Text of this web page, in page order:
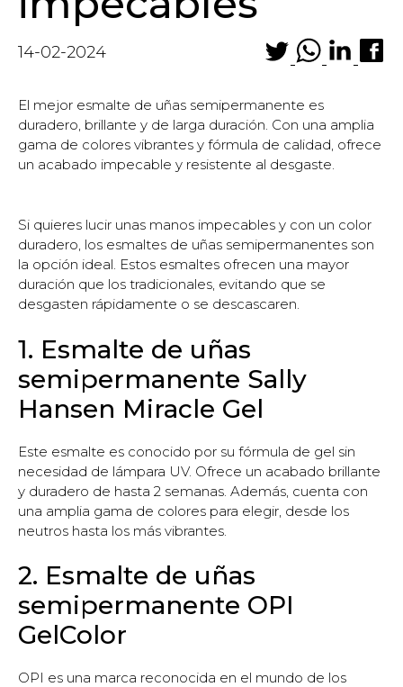
14-02-2024
El mejor esmalte de uñas semipermanente es
duradero, brillante y de larga duración. Con una amplia
gama de colores vibrantes y fórmula de calidad, ofrece
un acabado impecable y resistente al desgaste.
Si quieres lucir unas manos impecables y con un color
duradero, los esmaltes de uñas semipermanentes son
la opción ideal. Estos esmaltes ofrecen una mayor
duración que los tradicionales, evitando que se
desgasten rápidamente o se descascaren.
1. Esmalte de uñas
semipermanente Sally
Hansen Miracle Gel
Este esmalte es conocido por su fórmula de gel sin
necesidad de lámpara UV. Ofrece un acabado brillante
y duradero de hasta 2 semanas. Además, cuenta con
una amplia gama de colores para elegir, desde los
neutros hasta los más vibrantes.
2. Esmalte de uñas
semipermanente OPI
GelColor
OPI es una marca reconocida en el mundo de los